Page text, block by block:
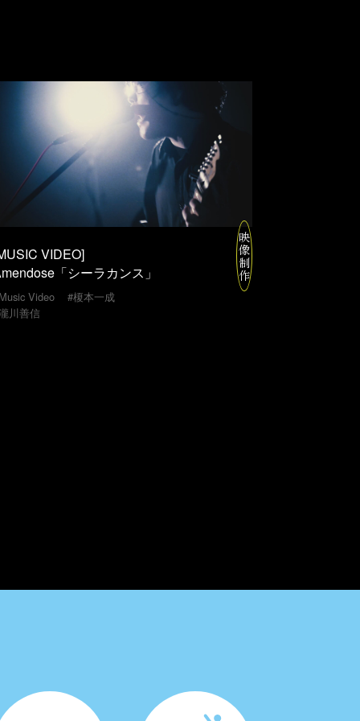
VIDEO]
「シーラカンス」
Video
#榎本一成
川善信
映
像
制
作